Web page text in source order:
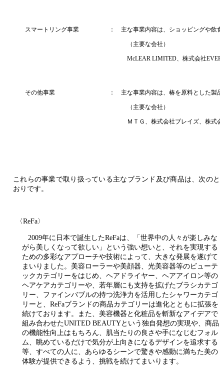
スマートリング事業 ： 主な事業内容は、ショッピングや飲
（主要な会社）
McLEAR LIMITED、株式会社
その他事業 ： 主な事業内容は、椿を原料とした製
（主要な会社）
ＭＴＧ、株式会社ブレイズ、株式
これらの事業で取り扱っている主なブランド及び商品は、次のと
おりです。
〈ReFa〉
2009年に日本で誕生したReFaは、「世界中の人々が楽しみな
がら美しくなって欲しい」という強い想いと、それを実現する
ための多彩なアプローチや技術によって、大きな発展を遂げて
まいりました。美容ローラーや美顔器、光美容器等のビューテ
ックカテゴリーをはじめ、ヘアドライヤー、ヘアアイロン等の
ヘアケアカテゴリーや、若年層にも支持を拡げたブラシカテゴ
リー、ファインバブルの持つ洗浄力を活用したシャワーカテゴ
リーと、ReFaブランドの商品カテゴリーは進化とともに拡張を
続けております。また、美容機器と化粧品を斬新なアイデアで
組み合わせたUNITED BEAUTYという独自発想の実現や、商品
の機能性向上はもちろん、肌当たりの良さや手になじむフォル
ム、眺めているだけで気分が上向きになるデザインを追求する
等、すべての人に、あらゆるシーンで驚きや感動に満ちた美の
体験が提供できるよう、挑戦を続けてまいります。